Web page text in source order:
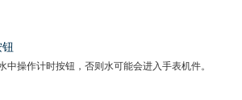
中操作计时按钮，否则水可能会进入手表机件。